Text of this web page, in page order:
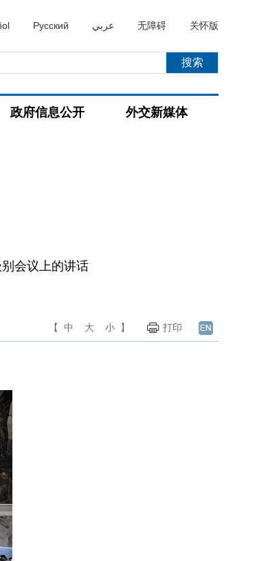
Русский عربي 无障碍 关怀版
政府信息公开 外交新媒体
会议上的讲话
【 中 大 小 】 打印